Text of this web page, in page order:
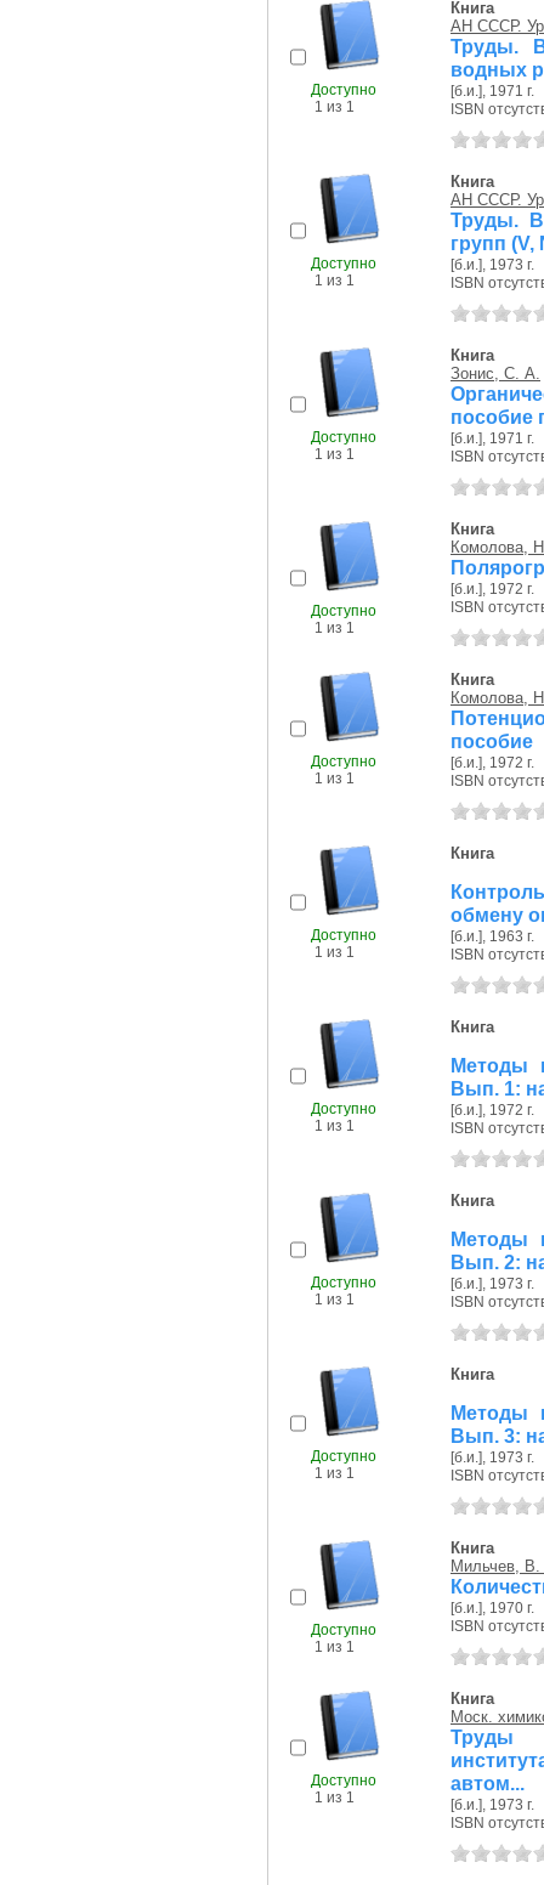
Доступно
1 из 1
Книга
АН СССР.
Труды.
водных
[б.и.], 1971 г.
ISBN
Доступно
1 из 1
Книга
АН СССР.
Труды.
групп (V,
[б.и.], 1973 г.
ISBN
Доступно
1 из 1
Книга
Зонис, С. А.
пособие
[б.и.], 1971 г.
ISBN
Доступно
1 из 1
Книга
Комолова,
[б.и.], 1972 г.
ISBN
Доступно
1 из 1
Книга
Комолова,
пособие
[б.и.], 1972 г.
ISBN
Доступно
1 из 1
Книга
обмену
[б.и.], 1963 г.
ISBN
Доступно
1 из 1
Книга
Методы
Вып. 1:
[б.и.], 1972 г.
ISBN
Доступно
1 из 1
Книга
Методы
Вып. 2:
[б.и.], 1973 г.
ISBN
Доступно
1 из 1
Книга
Методы
Вып. 3:
[б.и.], 1973 г.
ISBN
Доступно
1 из 1
Книга
Мильчев,
[б.и.], 1970 г.
ISBN
Доступно
1 из 1
Книга
Моск.
Труды
автом...
[б.и.], 1973 г.
ISBN